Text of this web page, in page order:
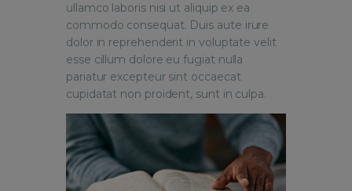
ullamco laboris nisi ut aliquip ex ea
commodo consequat. Duis aute irure
dolor in reprehenderit in voluptate velit
esse cillum dolore eu fugiat nulla
pariatur excepteur sint occaecat
cupidatat non proident, sunt in culpa.